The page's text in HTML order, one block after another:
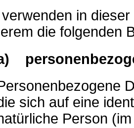
in
die folgenden
sich auf eine
Person